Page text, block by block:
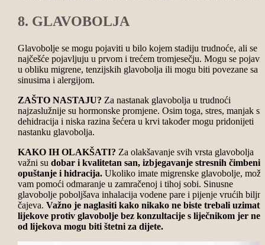
8. GLAVOBOLJA
Glavobolje se mogu pojaviti u bilo kojem stadiju trudnoće, ali se
najčešće pojavljuju u prvom i trećem tromjesečju. Mogu se
u obliku migrene, tenzijskih glavobolja ili mogu biti povezane sa
sinusima i alergijom.
ZAŠTO NASTAJU? Za nastanak glavobolja u trudnoći
najzaslužnije su hormonske promjene. Osim toga, stres, manjak
dehidracija i niska razina šećera u krvi također mogu pridonijeti
nastanku glavobolja.
KAKO IH OLAKŠATI? Za olakšavanje svih vrsta glavobolja
važni su dobar i kvalitetan san, izbjegavanje stresnih
opuštanje i hidracija.Ukoliko imate migrenske glavobolje, može
vam pomoći odmaranje u zamračenoj i tihoj sobi. Sinusne
glavobolje poboljšava inhalacija vodene pare i pijenje vrućih
čajeva. Važno je naglasiti kako nikako ne biste trebali uzimati
lijekove protiv glavobolje bez konzultacije s liječnikom jer
od lijekova mogu biti štetni za dijete.